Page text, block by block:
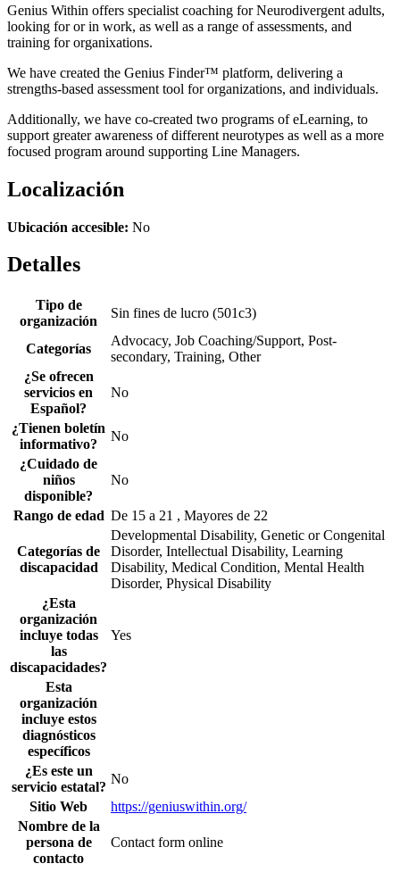
Genius Within offers specialist coaching for Neurodivergent adults,
looking for or in work, as well as a range of assessments, and
training for organixations.
We have created the Genius Finder™ platform, delivering a
strengths-based assessment tool for organizations, and individuals.
Additionally, we have co-created two programs of eLearning, to
support greater awareness of different neurotypes as well as a more
focused program around supporting Line Managers.
Localización
Ubicación accesible: No
Detalles
Tipo de
organización
Sin fines de lucro (501c3)
Categorías
Advocacy, Job Coaching/Support, Post-
secondary, Training, Other
¿Se ofrecen
servicios en
Español?
No
¿Tienen boletín
informativo?
No
¿Cuidado de
niños
disponible?
No
Rango de edad De 15 a 21 , Mayores de 22
Categorías de
discapacidad
Developmental Disability, Genetic or Congenital
Disorder, Intellectual Disability, Learning
Disability, Medical Condition, Mental Health
Disorder, Physical Disability
¿Esta
organización
incluye todas
las
discapacidades?
Yes
Esta
organización
incluye estos
diagnósticos
específicos
¿Es este un
servicio estatal?
No
Sitio Web
https://geniuswithin.org/
Nombre de la
persona de
contacto
Contact form online